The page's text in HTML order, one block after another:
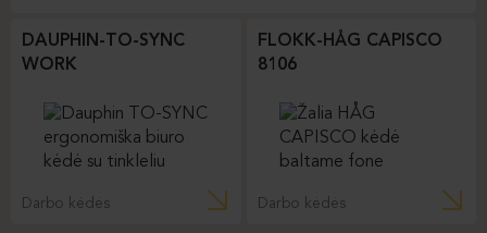
DAUPHIN-TO-SYNC
WORK
Darbo kėdės
FLOKK-HÅG CAPISCO
8106
Darbo kėdės